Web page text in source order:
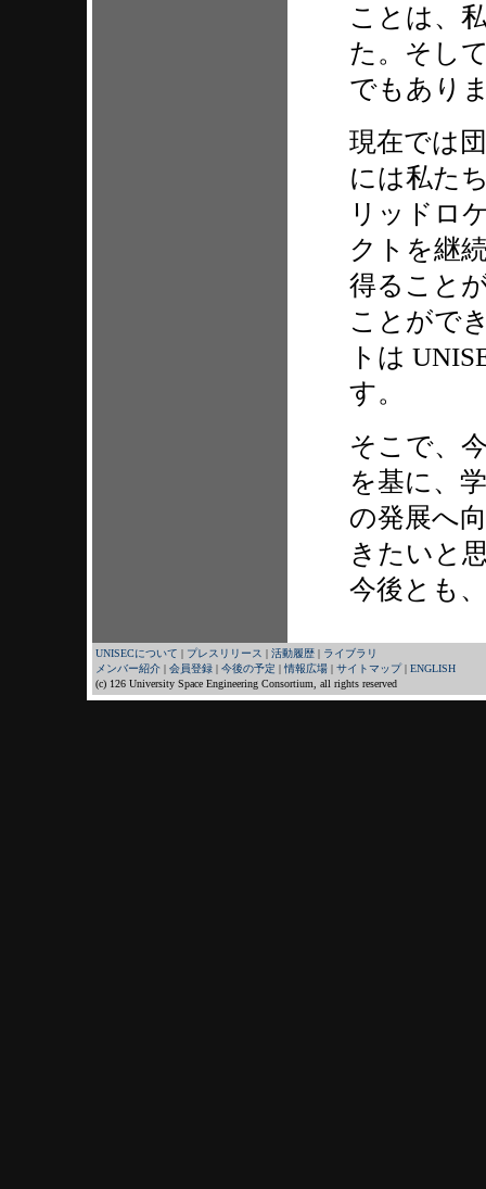
ことは、
た。そし
でもあり
現在では
には私た
リッドロ
クトを継
得ること
ことがで
トは
す。
そこで、
を基に、
の発展へ
きたいと
今後とも
UNISECについて | プレスリリース | 活動履歴 | ライブラリ
メンバー紹介 | 会員登録 | 今後の予定 | 情報広場 | サイトマップ| ENGLISH
(c) 126 University Space Engineering Consortium, all rights reserved